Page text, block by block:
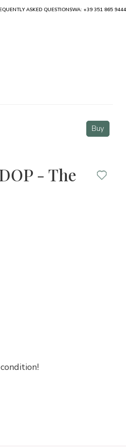
Buy
- The
ASKED QUESTIONSWA: +39 351 865 9444